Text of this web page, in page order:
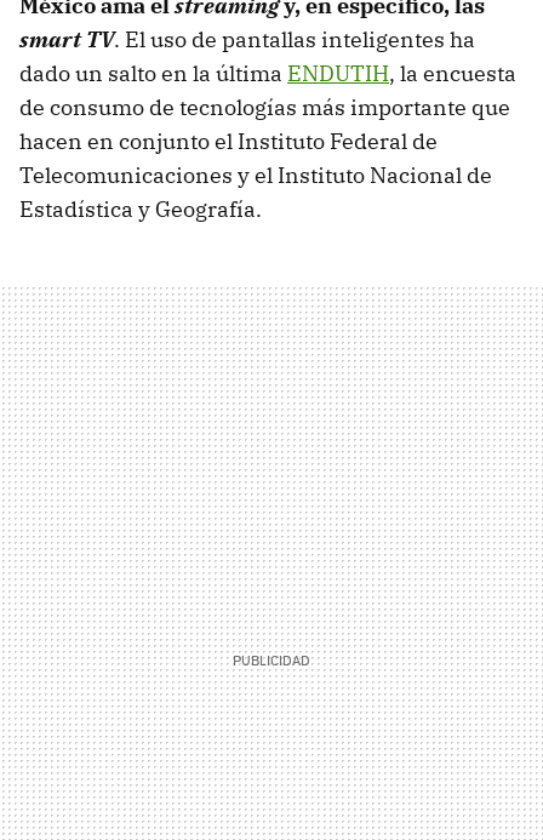
smart TV. El uso de pantallas inteligentes ha
dado un salto en la última ENDUTIH, la encuesta
de consumo de tecnologías más importante que
hacen en conjunto el Instituto Federal de
Telecomunicaciones y el Instituto Nacional de
Estadística y Geografía.